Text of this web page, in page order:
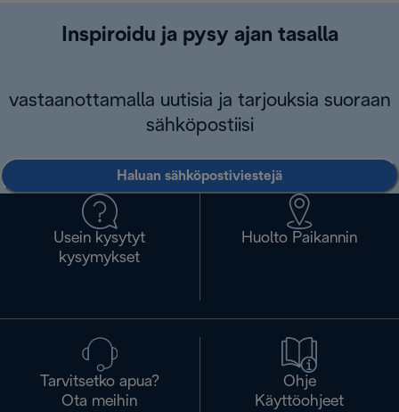
Inspiroidu ja pysy ajan tasalla
vastaanottamalla uutisia ja tarjouksia suoraan
sähköpostiisi
Haluan sähköpostiviestejä
Usein kysytyt
kysymykset
Huolto Paikannin
Tarvitsetko apua?
Ota meihin
Ohje
Käyttöohjeet